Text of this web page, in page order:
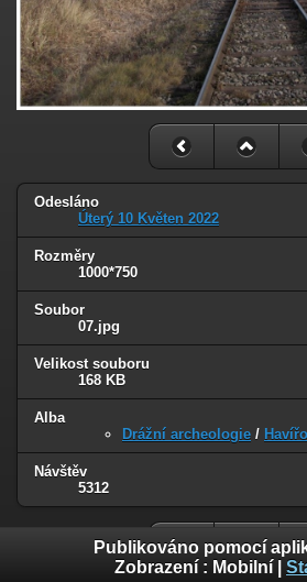
Odesláno
Úterý 10 Květen 2022
Rozměry
1000*750
Soubor
07.jpg
Velikost souboru
168 KB
Alba
Drážní archeologie /
Návštěv
5312
Publikováno pomocí
Zobrazení : Mobilní